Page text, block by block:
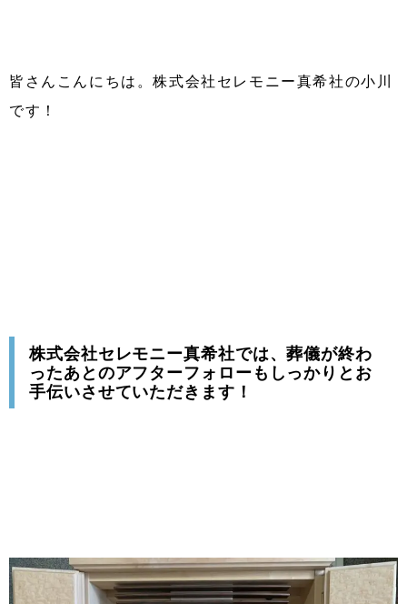
皆さんこんにちは。株式会社セレモニー真希社の小川
です！
株式会社セレモニー真希社では、葬儀が終わ
ったあとのアフターフォローもしっかりとお
手伝いさせていただきます！